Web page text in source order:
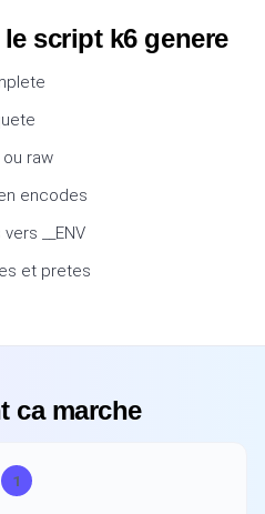
script k6 genere
raw
encodes
__ENV
et pretes
ca marche
1